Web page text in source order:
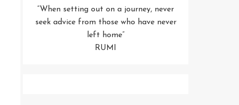
“When setting out on a journey, never
seek advice from those who have never
left home”
RUMI